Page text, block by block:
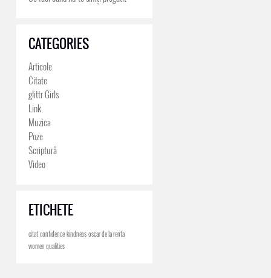
CATEGORIES
Articole
Citate
glittr Girls
Link
Muzica
Poze
Scriptură
Video
ETICHETE
citat confidence kindness oscar de la renta
women qualities